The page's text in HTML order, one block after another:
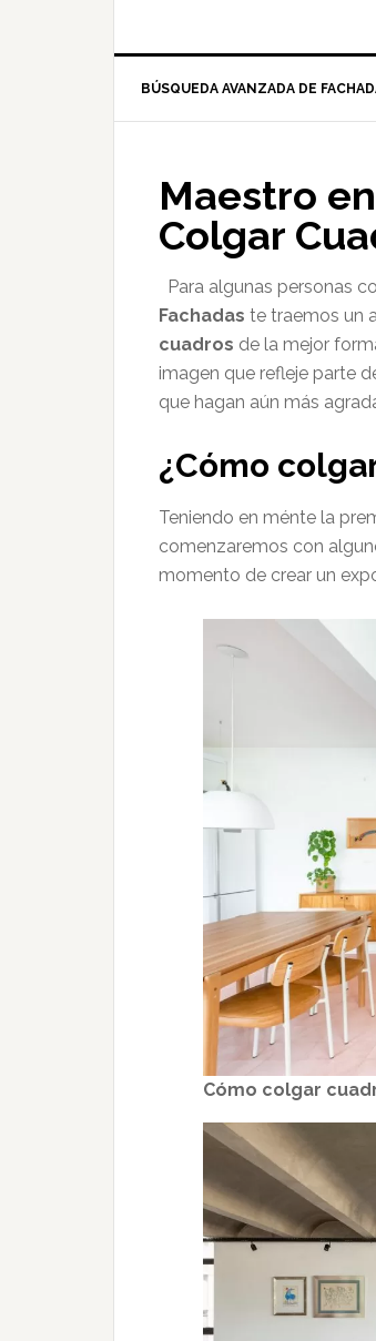
BÚSQUEDA AVANZADA DE
Maestro
Colgar
Para algunas personas
Fachadas te traemos un
cuadros de la mejor
imagen que refleje parte
que hagan aún más
¿Cómo
Teniendo en ménte la
comenzaremos con
momento de crear un
Cómo colgar